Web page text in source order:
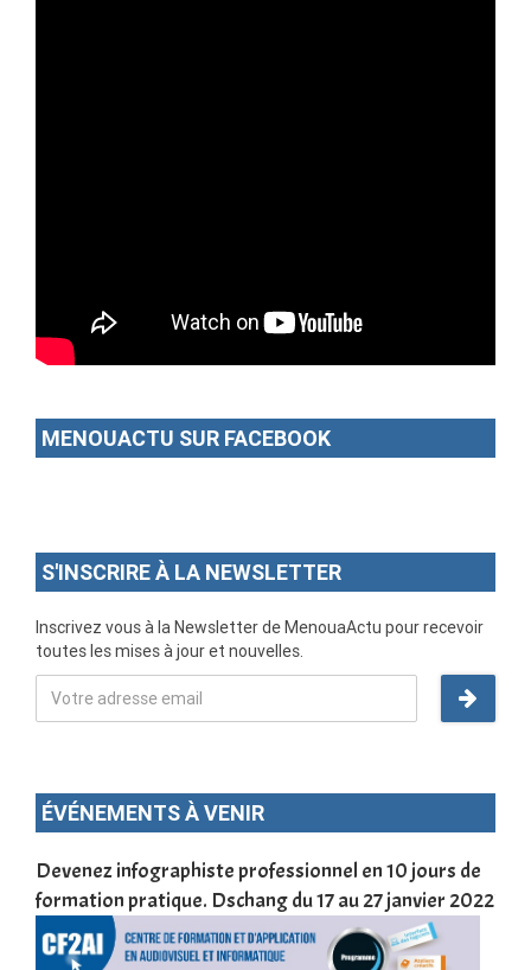
MENOUACTU SUR FACEBOOK
S'INSCRIRE À LA NEWSLETTER
Inscrivez vous à la Newsletter de MenouaActu pour recevoir
toutes les mises à jour et nouvelles.
ÉVÉNEMENTS À VENIR
Devenez infographiste professionnel en 10 jours de
formation pratique. Dschang du 17 au 27 janvier 2022